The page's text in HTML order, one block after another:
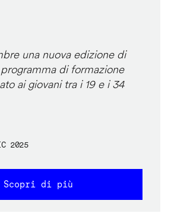
una nuova edizione di
di formazione
ai giovani tra i 19 e i 34
2025
Scopri di più